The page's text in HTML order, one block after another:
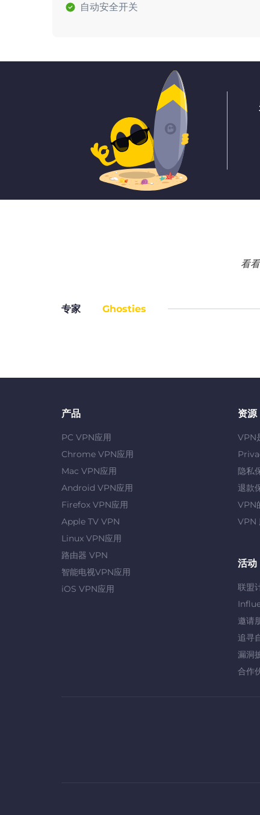
自动安全开关
看
专家 Ghosties
产品
PC VPN应用
Chrome VPN应用
Mac VPN应用
Android VPN应用
Firefox VPN应用
Apple TV VPN
Linux VPN应用
路由器 VPN
智能电视VPN应用
iOS VPN应用
资源
VPN
隐私
退款
VPN
VPN
活动
联盟
邀请
追寻
漏洞
合作